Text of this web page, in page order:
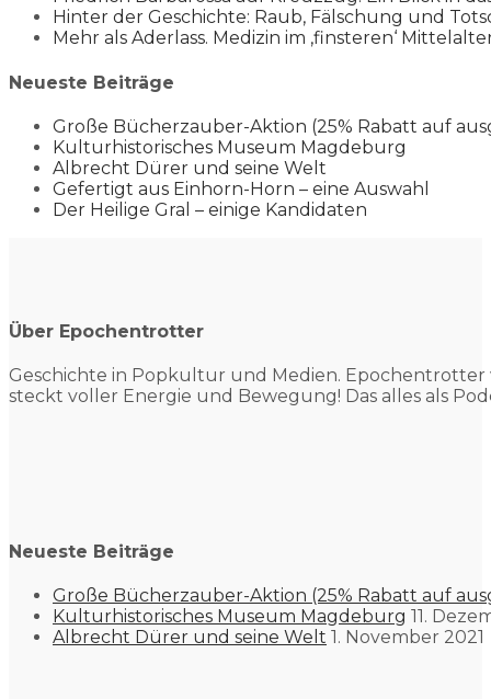
Hinter der Geschichte: Raub, Fälschung und
Mehr als Aderlass. Medizin im ‚finsteren‘
Neueste Beiträge
Große Bücherzauber-Aktion (25% Rabatt auf
Kulturhistorisches Museum Magdeburg
Albrecht Dürer und seine Welt
Gefertigt aus Einhorn-Horn – eine Auswahl
Der Heilige Gral – einige Kandidaten
Über Epochentrotter
Geschichte in Popkultur und Medien. Epochentrotter
steckt voller Energie und Bewegung! Das alles als
Neueste Beiträge
Große Bücherzauber-Aktion (25% Rabatt auf
Kulturhistorisches Museum Magdeburg 11.
Albrecht Dürer und seine Welt 1. November 2021